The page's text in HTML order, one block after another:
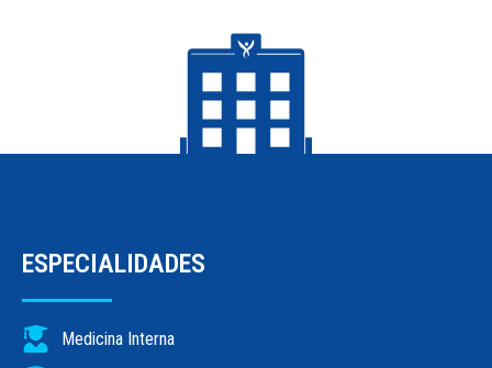
ESPECIALIDADES
Medicina Interna